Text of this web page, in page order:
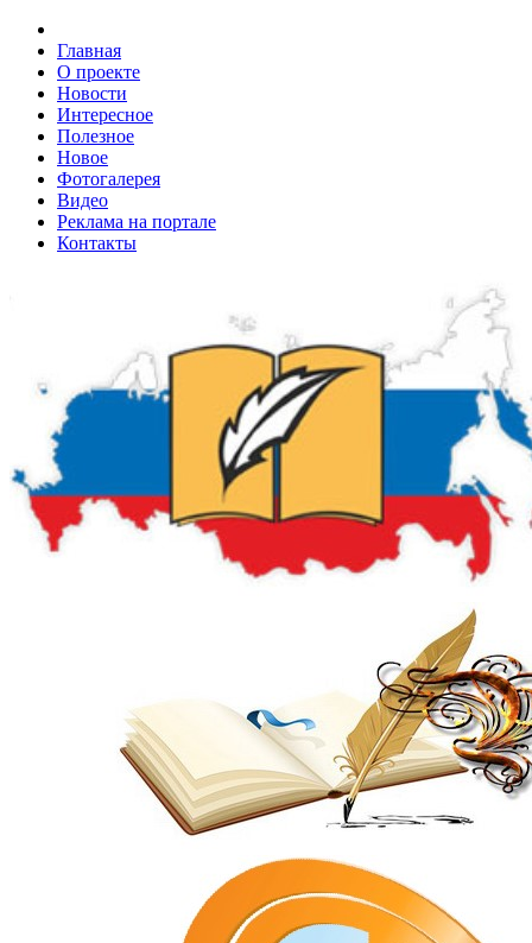
Главная
О проекте
Новости
Интересное
Полезное
Новое
Фотогалерея
Видео
Реклама на портале
Контакты